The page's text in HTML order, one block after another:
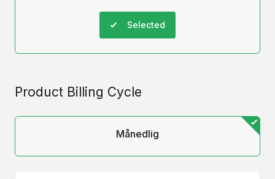
Selected
Product Billing Cycle
Månedlig